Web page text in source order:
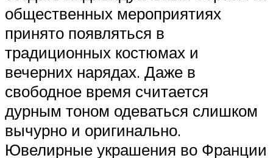
общественных мероприятиях
принято появляться в
традиционных костюмах и
вечерних нарядах. Даже в
свободное время считается
дурным тоном одеваться слишком
вычурно и оригинально.
Ювелирные украшения во Франции